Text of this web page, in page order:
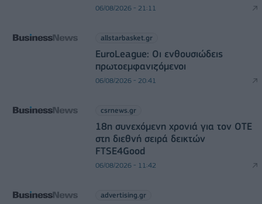
06/08/2026 - 21:11
allstarbasket.gr
EuroLeague: Οι ενθουσιώδεις
πρωτοεμφανιζόμενοι
06/08/2026 - 20:41
csrnews.gr
18η συνεχόμενη χρονιά για τον ΟΤΕ
στη διεθνή σειρά δεικτών
FTSE4Good
06/08/2026 - 11:42
advertising.gr